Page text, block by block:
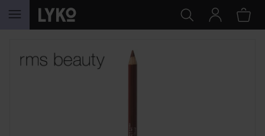
HOPPA TILL INNEHÅLLET
HOPPA ÖVER SEKTIONEN